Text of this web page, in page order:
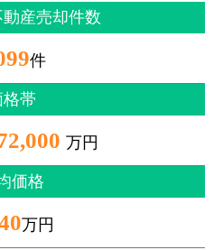
産売却件数
件
格帯
万円
価格
万円